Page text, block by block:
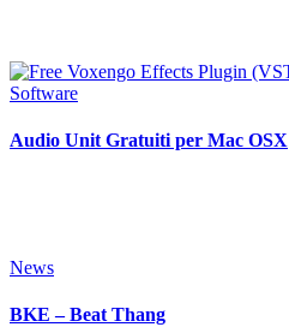
Software
Audio Unit Gratuiti per Mac OSX
News
BKE – Beat Thang